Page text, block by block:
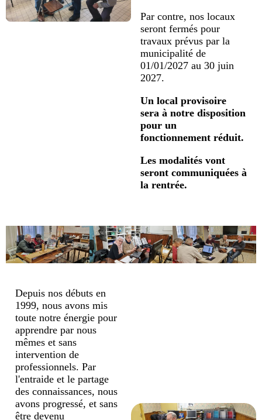
Par contre, nos locaux
seront fermés pour
travaux prévus par la
municipalité de
01/01/2027 au 30 juin
2027.
Un local provisoire
sera à notre disposition
pour un
fonctionnement réduit.
Les modalités vont
seront communiquées à
la rentrée.
Depuis nos débuts en
1999, nous avons mis
toute notre énergie pour
apprendre par nous
mêmes et sans
intervention de
professionnels. Par
l'entraide et le partage
des connaissances, nous
avons progressé, et sans
être devenu